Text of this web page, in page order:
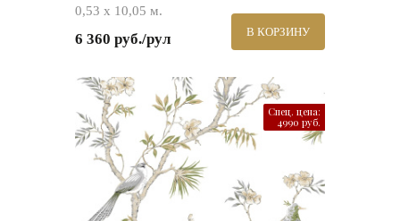
0,53 х 10,05 м.
6 360 руб./рул В КОРЗИНУ
Спец. цена:
4990 руб.